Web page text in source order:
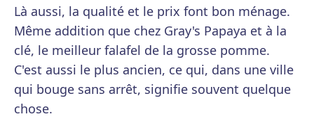
Là aussi, la qualité et le prix font bon ménage.
Même addition que chez Gray's Papaya et à la
clé, le meilleur falafel de la grosse pomme.
C'est aussi le plus ancien, ce qui, dans une ville
qui bouge sans arrêt, signifie souvent quelque
chose.